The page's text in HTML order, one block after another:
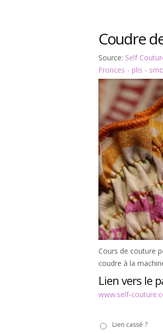
Coudre
Source: Self
Fronces - plis -
Cours de couture
coudre à la
Lien vers le
www.self-
casséLien cassé ?